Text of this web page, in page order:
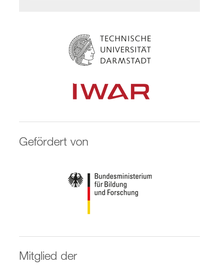
Gefördert von
Mitglied der